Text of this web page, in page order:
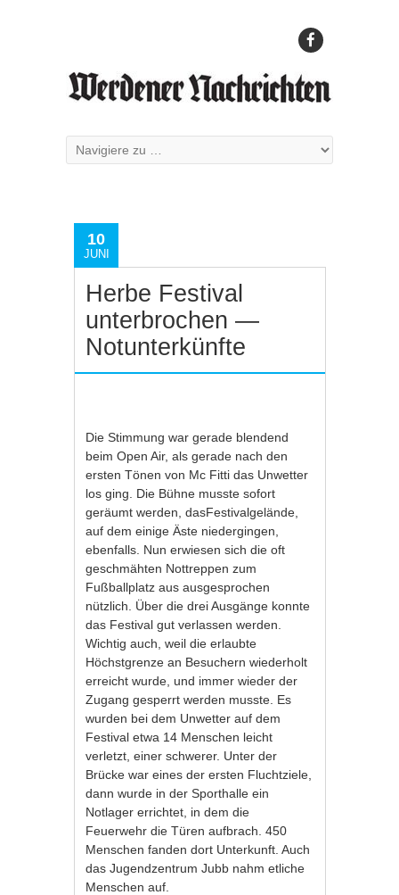
10
JUNI
Herbe Festival
unterbrochen —
Notunterkünfte
Die Stimmung war gerade blendend
beim Open Air, als gerade nach den
ersten Tönen von Mc Fitti das Unwetter
los ging. Die Bühne musste sofort
geräumt werden, dasFestivalgelände,
auf dem einige Äste niedergingen,
ebenfalls. Nun erwiesen sich die oft
geschmähten Nottreppen zum
Fußballplatz aus ausgesprochen
nützlich. Über die drei Ausgänge konnte
das Festival gut verlassen werden.
Wichtig auch, weil die erlaubte
Höchstgrenze an Besuchern wiederholt
erreicht wurde, und immer wieder der
Zugang gesperrt werden musste. Es
wurden bei dem Unwetter auf dem
Festival etwa 14 Menschen leicht
verletzt, einer schwerer. Unter der
Brücke war eines der ersten Fluchtziele,
dann wurde in der Sporthalle ein
Notlager errichtet, in dem die
Feuerwehr die Türen aufbrach. 450
Menschen fanden dort Unterkunft. Auch
das Jugendzentrum Jubb nahm etliche
Menschen auf.